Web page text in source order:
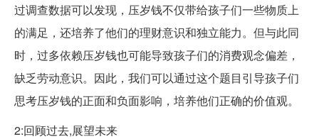
过调查数据可以发现，压岁钱不仅带给孩子们一些物质上
的满足，还培养了他们的理财意识和独立能力。但与此同
时，过多依赖压岁钱也可能导致孩子们的消费观念偏差，
缺乏劳动意识。因此，我们可以通过这个题目引导孩子们
思考压岁钱的正面和负面影响，培养他们正确的价值观。
2:回顾过去,展望未来